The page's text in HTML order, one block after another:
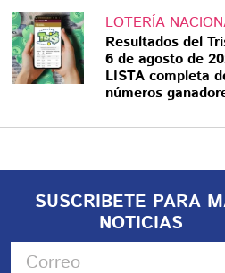
LOTERÍA
Resultados del
6 de agosto de
LISTA completa
números
SUSCRIBETE PARA
NOTICIAS